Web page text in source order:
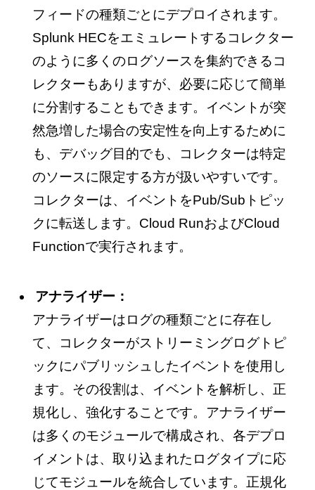
フィードの種類ごとにデプロイされます。
Splunk HECをエミュレートするコレクター
のように多くのログソースを集約できるコ
レクターもありますが、必要に応じて簡単
に分割することもできます。イベントが突
然急増した場合の安定性を向上するために
も、デバッグ目的でも、コレクターは特定
のソースに限定する方が扱いやすいです。
コレクターは、イベントをPub/Subトピッ
クに転送します。Cloud RunおよびCloud
Functionで実行されます。
アナライザー：
アナライザーはログの種類ごとに存在し
て、コレクターがストリーミングログトピ
ックにパブリッシュしたイベントを使用し
ます。その役割は、イベントを解析し、正
規化し、強化することです。アナライザー
は多くのモジュールで構成され、各デプロ
イメントは、取り込まれたログタイプに応
じてモジュールを統合しています。正規化